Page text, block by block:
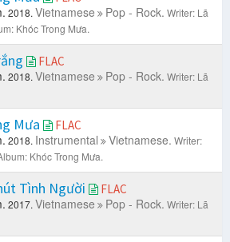
2018. Vietnamese Pop - Rock. Writer: Lã
Khóc Trong Mưa.
FLAC
2018. Vietnamese Pop - Rock. Writer: Lã
Mưa FLAC
2018. Instrumental Vietnamese. Writer:
Khóc Trong Mưa.
Tình Người FLAC
2017. Vietnamese Pop - Rock. Writer: Lã